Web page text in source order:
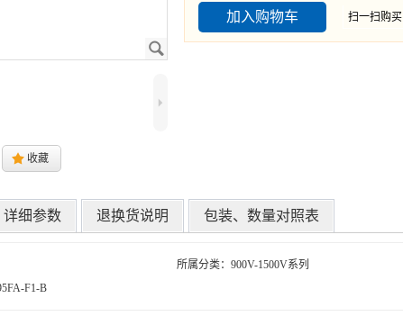
J
5
. 收藏
加入购物车 扫一扫购买
详细参数 退换货说明 包装、数量对照表
所属分类：900V-1500V系列
F1-B